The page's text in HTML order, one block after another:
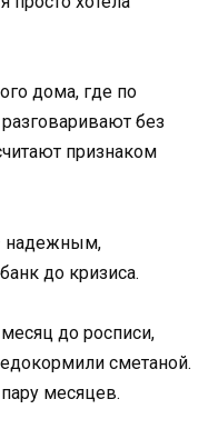
дома, где по
без
признаком
надежным,
до кризиса.
до росписи,
сметаной.
месяцев.